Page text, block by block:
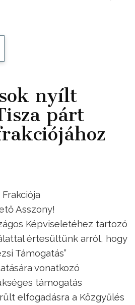
nyílt
párt
Asszony!
Képviseletéhez tartozó
értesültünk arról, hogy
Támogatás”
vonatkozó
támogatás
elfogadásra a Közgyűlés